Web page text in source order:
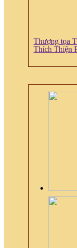
Thượng tọa
Thích Thiện